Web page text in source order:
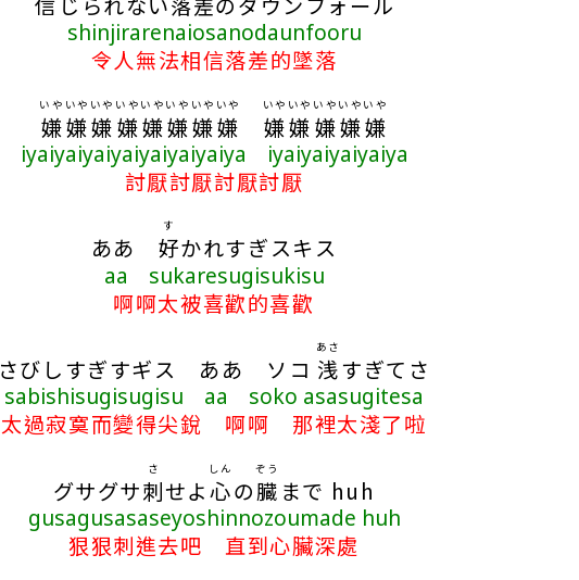
shinjirarenaiosanodaunfooru
令人無法相信落差的墜落
嫌
いや
嫌
いや
嫌
いや
嫌
いや
嫌
いや
嫌
いや
嫌
いや
嫌
いや
嫌
いや
嫌
いや
嫌
いや
嫌
いや
嫌
いや
iyaiyaiyaiyaiyaiyaiyaiya iyaiyaiyaiyaiya
討厭討厭討厭討厭
ああ 好
す
かれすぎスキス
aa sukaresugisukisu
啊啊太被喜歡的喜歡
さびしすぎすギス ああ ソコ 浅
あさ
すぎてさ
sabishisugisugisu aa soko asasugitesa
太過寂寞而變得尖銳 啊啊 那裡太淺了啦
グサグサ刺
さ
せよ心
しん
の臓
ぞう
まで huh
gusagusasaseyoshinnozoumade huh
狠狠刺進去吧 直到心臟深處